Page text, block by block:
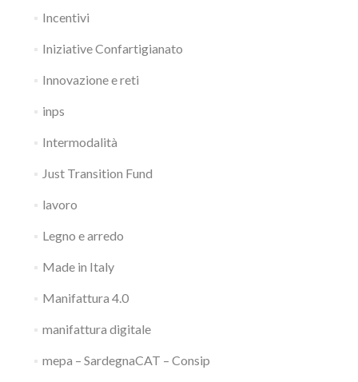
Incentivi
Iniziative Confartigianato
Innovazione e reti
inps
Intermodalità
Just Transition Fund
lavoro
Legno e arredo
Made in Italy
Manifattura 4.0
manifattura digitale
mepa – SardegnaCAT – Consip